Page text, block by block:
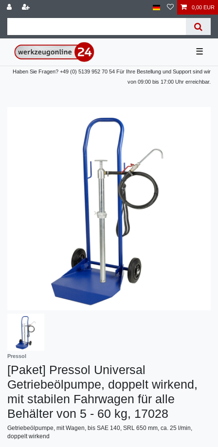
0,00 EUR
☰
Haben Sie Fragen? +49 (0) 5139 952 70 54 Für Ihre Bestellung und Support sind wir
von 09:00 bis 17:00 Uhr erreichbar.
Pressol
[Paket] Pressol Universal
Getriebeölpumpe, doppelt wirkend,
mit stabilen Fahrwagen für alle
Behälter von 5 - 60 kg, 17028
Getriebeölpumpe, mit Wagen, bis SAE 140, SRL 650 mm, ca. 25 l/min,
doppelt wirkend